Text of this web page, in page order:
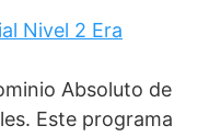
Nivel 2 Era
Absoluto de
Este programa